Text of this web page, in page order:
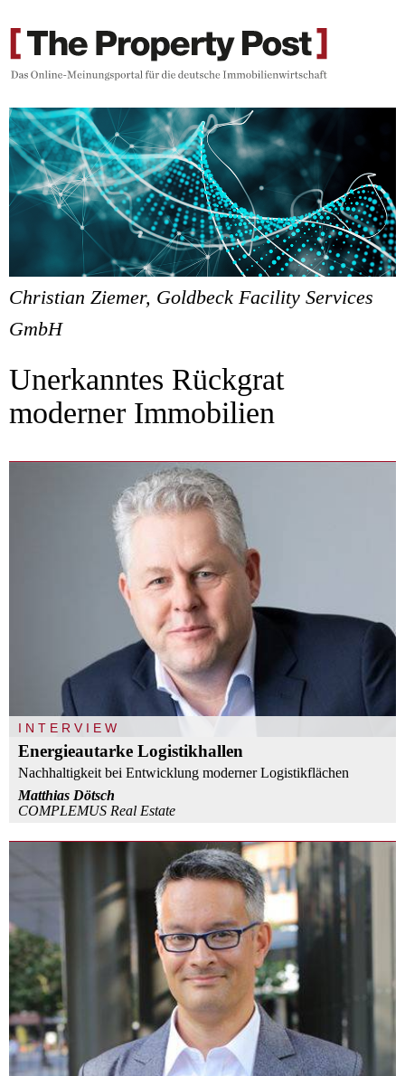
Christian Ziemer, Goldbeck Facility Services
GmbH
Unerkanntes Rückgrat
moderner Immobilien
INTERVIEW
Energieautarke Logistikhallen
Nachhaltigkeit bei Entwicklung moderner Logistikflächen
Matthias Dötsch
COMPLEMUS Real Estate